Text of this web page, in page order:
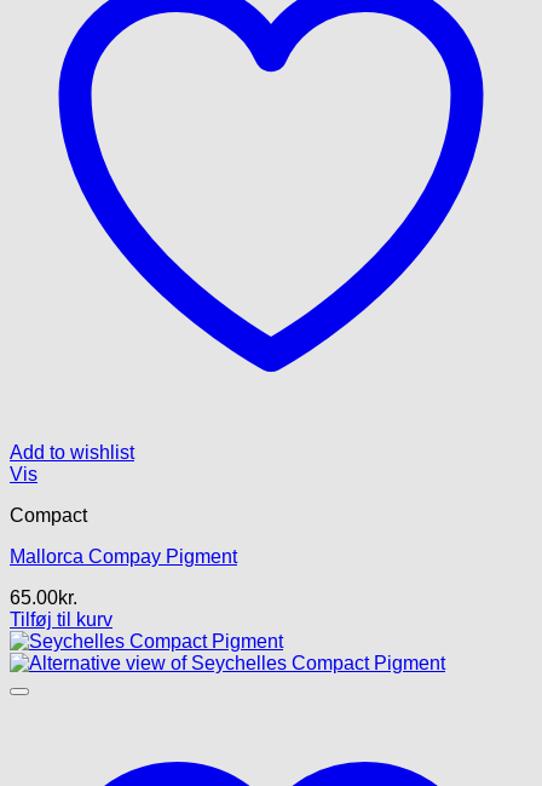
Add to wishlist
Vis
Compact
Mallorca Compay Pigment
65.00kr.
Tilføj til kurv